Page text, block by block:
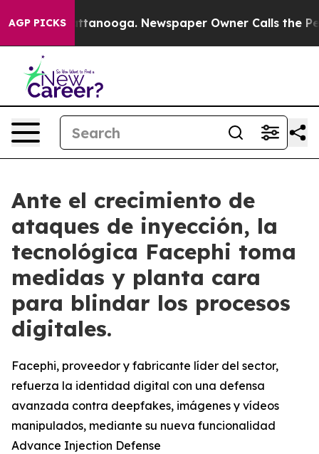
AGP PICKS
in Chattanooga. Newspaper Owner Calls the
Ante el crecimiento de
ataques de inyección, la
tecnológica Facephi toma
medidas y planta cara
para blindar los procesos
digitales.
Facephi, proveedor y fabricante líder del sector,
refuerza la identidad digital con una defensa
avanzada contra deepfakes, imágenes y vídeos
manipulados, mediante su nueva funcionalidad
Advance Injection Defense